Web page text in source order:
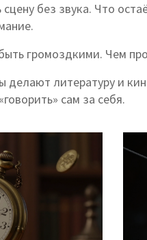
без звука. Что
громоздкими. Чем
литературу и
сам за себя.